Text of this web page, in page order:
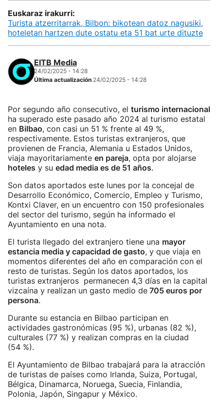
Euskaraz irakurri:
Turista atzerritarrak, Bilbon: bikotean datoz nagusiki,
hoteletan hartzen dute ostatu eta 51 bat urte dituzte
EITB Media
24/02/2025 - 14:28
Última actualización 24/02/2025 - 14:28
Por segundo año consecutivo, el turismo internacional
ha superado este pasado año 2024 al turismo estatal
en Bilbao, con casi un 51 % frente al 49 %,
respectivamente. Estos turistas extranjeros, que
provienen de Francia, Alemania u Estados Unidos,
viaja mayoritariamente en pareja, opta por alojarse
hoteles y su edad media es de 51 años.
Son datos aportados este lunes por la concejal de
Desarrollo Económico, Comercio, Empleo y Turismo,
Kontxi Claver, en un encuentro con 150 profesionales
del sector del turismo, según ha informado el
Ayuntamiento en una nota.
El turista llegado del extranjero tiene una mayor
estancia media y capacidad de gasto, y que viaja en
momentos diferentes del año en comparación con el
resto de turistas. Según los datos aportados, los
turistas extranjeros permanecen 4,3 días en la capital
vizcaína y realizan un gasto medio de 705 euros por
persona.
Durante su estancia en Bilbao participan en
actividades gastronómicas (95 %), urbanas (82 %),
culturales (77 %) y realizan compras en la ciudad
(54 %).
El Ayuntamiento de Bilbao trabajará para la atracción
de turistas de países como Irlanda, Suiza, Portugal,
Bélgica, Dinamarca, Noruega, Suecia, Finlandia,
Polonia, Japón, Singapur y México.